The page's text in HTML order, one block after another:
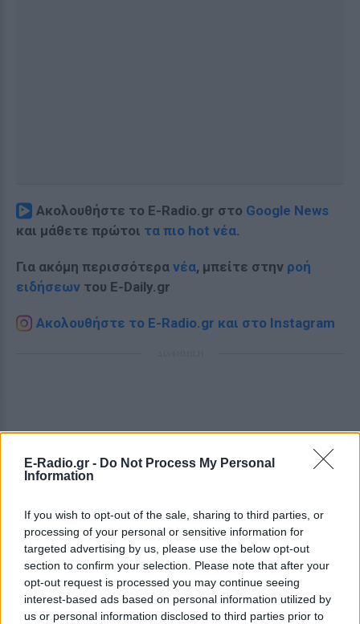
E-Radio.gr - Do Not Process My Personal
Information
If you wish to opt-out of the sale, sharing to third parties, or
processing of your personal or sensitive information for
targeted advertising by us, please use the below opt-out
section to confirm your selection. Please note that after your
opt-out request is processed you may continue seeing
interest-based ads based on personal information utilized by
us or personal information disclosed to third parties prior to
Ακολουθήστε το E-Radio.gr στο Google News
και μάθετε πρώτοι τα πιο hot νέα.
Για ακόμη περισσότερα νέα, μπείτε στην ροή
ειδήσεων του E-Daily.gr
Ακολουθήστε το E-Radio.gr και στο Instagram